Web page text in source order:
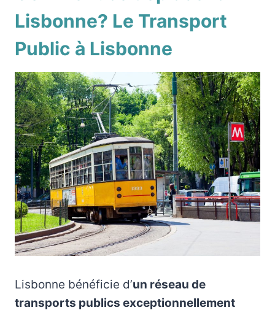
Lisbonne? Le Transport
Public à Lisbonne
Lisbonne bénéficie d’un réseau de
transports publics exceptionnellement